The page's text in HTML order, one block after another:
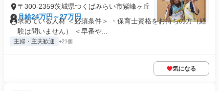
〒300-2359茨城県つくばみらい市紫峰ヶ丘
月給24万円～27万円
求めている人材 ＜必須条件＞ ・保育士資格をお持ちの方（経
験は問いません） ＜早番や...
主婦・主夫歓迎 +21個
気になる